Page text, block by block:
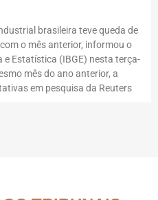
brasileira teve queda de
o mês anterior, informou o
Estatística (IBGE) nesta terça-
mês do ano anterior, a
em pesquisa da Reuters